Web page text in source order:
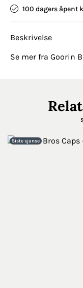
100 dagers åpent
Beskrivelse
Se mer fra Goorin
Siste sjanse